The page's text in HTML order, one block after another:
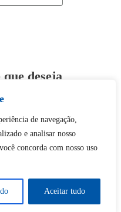
de navegação,
e analisar nosso
concorda com nosso uso
Aceitar tudo
deseja
publicação?
: 0